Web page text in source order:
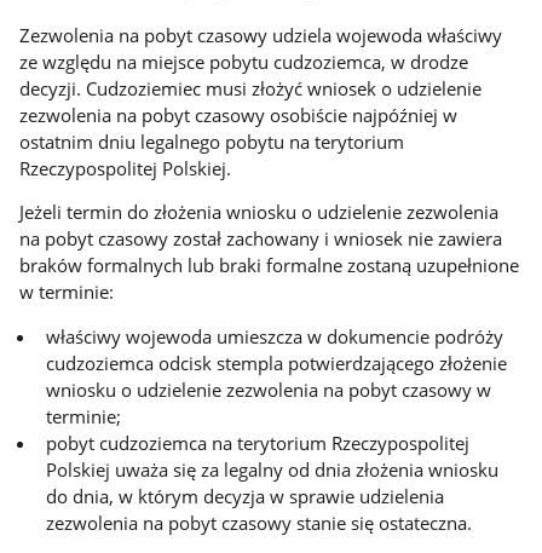
Zezwolenia na pobyt czasowy udziela wojewoda właściwy
ze względu na miejsce pobytu cudzoziemca, w drodze
decyzji. Cudzoziemiec musi złożyć wniosek o udzielenie
zezwolenia na pobyt czasowy osobiście najpóźniej w
ostatnim dniu legalnego pobytu na terytorium
Rzeczypospolitej Polskiej.
Jeżeli termin do złożenia wniosku o udzielenie zezwolenia
na pobyt czasowy został zachowany i wniosek nie zawiera
braków formalnych lub braki formalne zostaną uzupełnione
w terminie:
właściwy wojewoda umieszcza w dokumencie podróży
cudzoziemca odcisk stempla potwierdzającego złożenie
wniosku o udzielenie zezwolenia na pobyt czasowy w
terminie;
pobyt cudzoziemca na terytorium Rzeczypospolitej
Polskiej uważa się za legalny od dnia złożenia wniosku
do dnia, w którym decyzja w sprawie udzielenia
zezwolenia na pobyt czasowy stanie się ostateczna.